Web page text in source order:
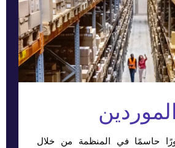
الموردين
حاسمًا في المنظمة من خلال